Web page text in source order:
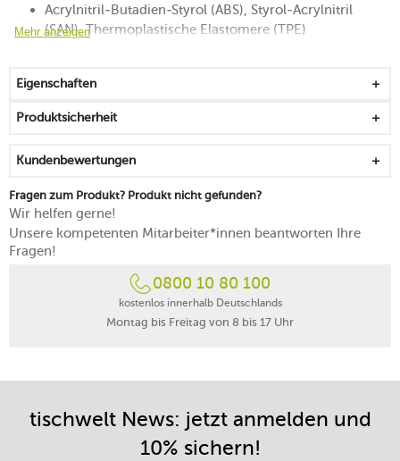
Acrylnitril-Butadien-Styrol (ABS), Styrol-Acrylnitril
(SAN), Thermoplastische Elastomere (TPE)
Mehr anzeigen
Eigenschaften
Produktsicherheit
Kundenbewertungen
Fragen zum Produkt? Produkt nicht gefunden?
Wir helfen gerne!
Unsere kompetenten Mitarbeiter*innen beantworten Ihre
Fragen!
0800 10 80 100
kostenlos innerhalb Deutschlands
Montag bis Freitag von 8 bis 17 Uhr
tischwelt News: jetzt anmelden und
10% sichern!